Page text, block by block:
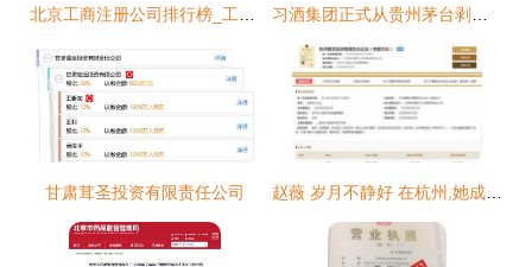
北京工商注册公司排行榜_工商注册公司哪家好 习酒集团正式从贵州茅台剥离,新公司注册资本37.5亿,2021年营收156亿,或借壳独立上市
甘肃茸圣投资有限责任公司 赵薇 岁月不静好 在杭州,她成了堂上被告